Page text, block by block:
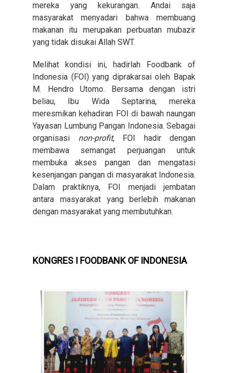
mereka yang kekurangan. Andai saja
masyarakat menyadari bahwa membuang
makanan itu merupakan perbuatan mubazir
yang tidak disukai Allah SWT.
Melihat kondisi ini, hadirlah Foodbank of
Indonesia (FOI) yang diprakarsai oleh Bapak
M. Hendro Utomo. Bersama dengan istri
beliau, Ibu Wida Septarina, mereka
meresmikan kehadiran FOI di bawah naungan
Yayasan Lumbung Pangan Indonesia. Sebagai
organisasi non-profit, FOI hadir dengan
membawa semangat perjuangan untuk
membuka akses pangan dan mengatasi
kesenjangan pangan di masyarakat Indonesia.
Dalam praktiknya, FOI menjadi jembatan
antara masyarakat yang berlebih makanan
dengan masyarakat yang membutuhkan.
KONGRES I FOODBANK OF INDONESIA